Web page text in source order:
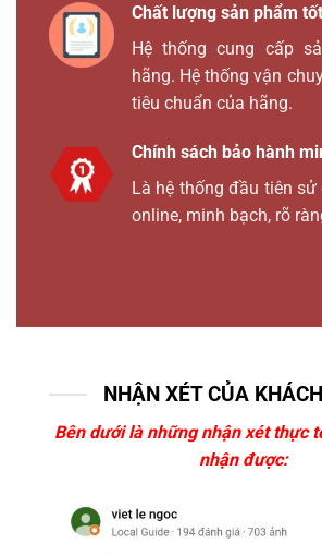
Chất lượng sản phẩm tốt
Hệ thống cung cấp
hãng. Hệ thống vận
tiêu chuẩn của hãng.
Chính sách bảo hành
Là hệ thống đầu tiên sử
online, minh bạch, rõ
NHẬN XÉT CỦA
Bên dưới là những nhận xét thực
nhận được: